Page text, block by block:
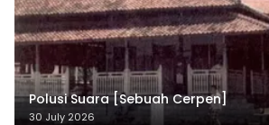
Polusi Suara [Sebuah Cerpen]
30 July 2026